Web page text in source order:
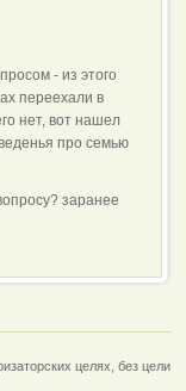
- из этого
переехали в
нет, вот нашел
про семью
заранее
целях, без цели